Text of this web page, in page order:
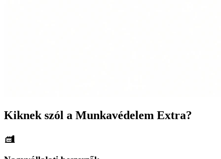
Kiknek szól a Munkavédelem Extra?